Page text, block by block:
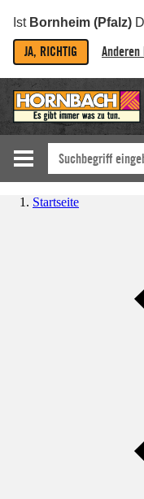
Ist Bornheim (Pfalz)
JA, RICHTIG
Startseite